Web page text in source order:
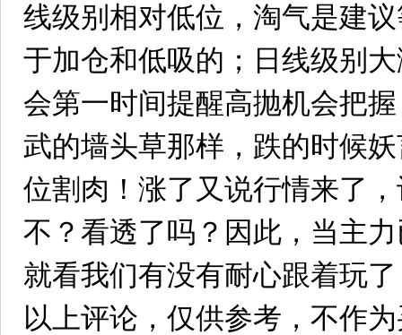
线级别相对低位，淘气是建
于加仓和低吸的；日线级别
会第一时间提醒高抛机会把
武的墙头草那样，跌的时候
位割肉！涨了又说行情来了
不？看透了吗？因此，当主
就看我们有没有耐心跟着玩
以上评论，仅供参考，不作